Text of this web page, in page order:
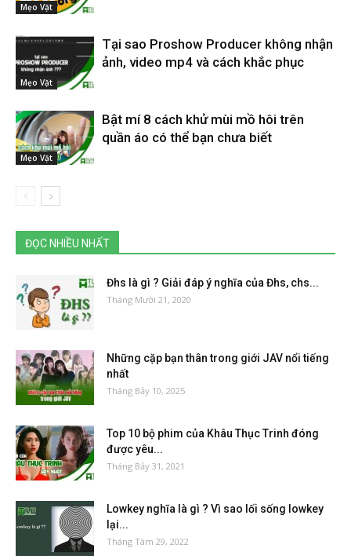
Mẹo Vặt
Mẹo Vặt
Tại sao Proshow Producer không nhận
ảnh, video mp4 và cách khắc phục
Mẹo Vặt
Bật mí 8 cách khử mùi mồ hôi trên
quần áo có thể bạn chưa biết
ĐỌC NHIỀU NHẤT
Đhs là gì ? Giải đáp ý nghĩa của Đhs, chs...
Tháng Mười 21, 2020
Những cặp bạn thân trong giới JAV nổi tiếng
nhất
Tháng Bảy 10, 2025
Top 10 bộ phim của Khâu Thục Trinh đóng
được yêu...
Tháng Bảy 31, 2021
Lowkey nghĩa là gì ? Vì sao lối sống lowkey
lại...
Tháng Tám 29, 2022